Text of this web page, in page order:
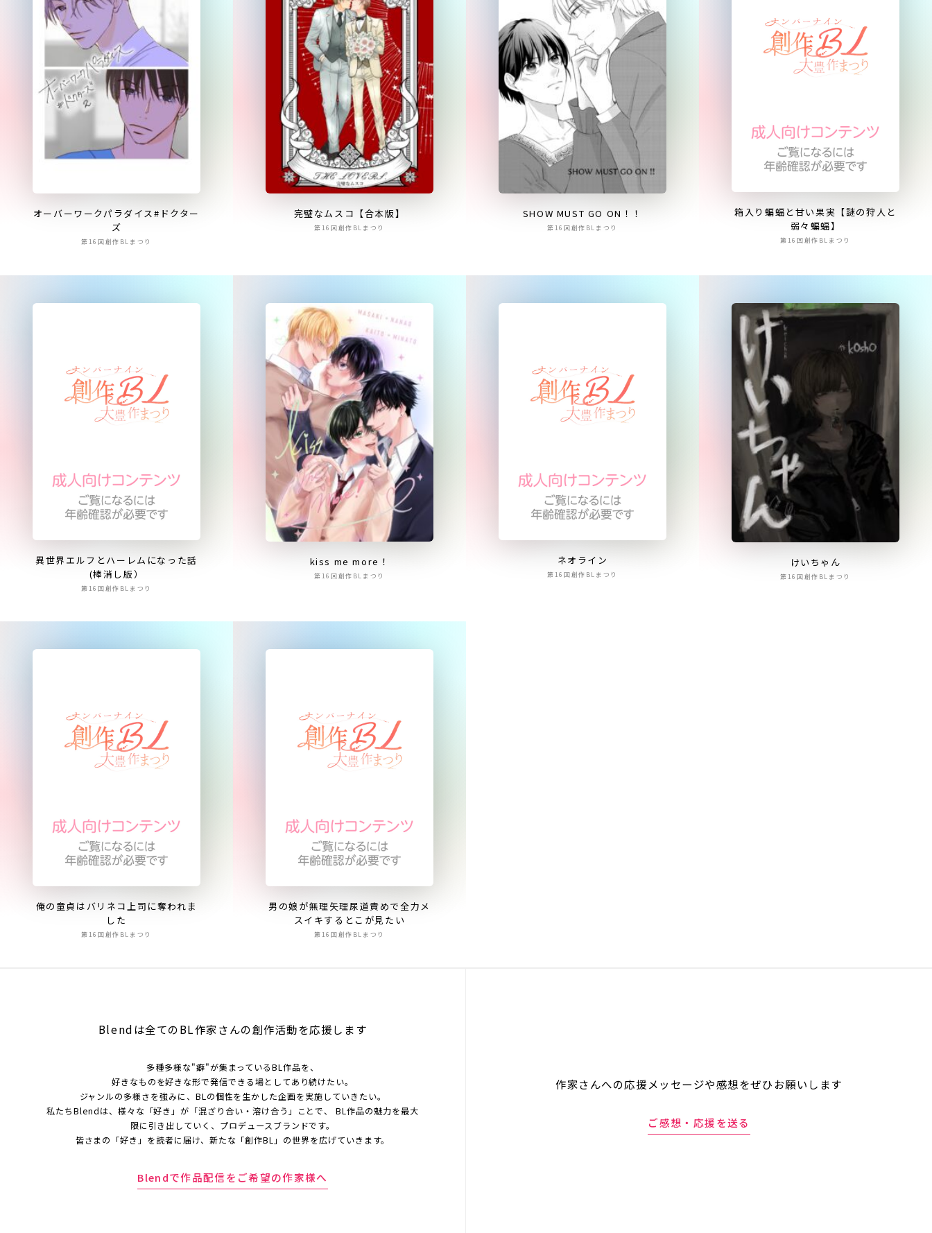
オーバーワークパラダイス#ドクター
ズ
第16回創作BLまつり
完璧なムスコ【合本版】
第16回創作BLまつり
SHOW MUST GO ON！！
第16回創作BLまつり
箱入り蝙蝠と甘い果実【謎の狩人と
弱々蝙蝠】
第16回創作BLまつり
異世界エルフとハーレムになった話
(棒消し版）
第16回創作BLまつり
kiss me more！
第16回創作BLまつり
ネオライン
第16回創作BLまつり
けいちゃん
第16回創作BLまつり
俺の童貞はバリネコ上司に奪われま
した
第16回創作BLまつり
男の娘が無理矢理尿道責めで全力メ
スイキするとこが見たい
第16回創作BLまつり
Blendは全てのBL作家さんの創作活動を応援します
多種多様な"癖"が集まっているBL作品を、
好きなものを好きな形で発信できる場としてあり続けたい。
ジャンルの多様さを強みに、BLの個性を生かした企画を実施していきたい。
私たちBlendは、様々な「好き」が「混ざり合い・溶け合う」ことで、 BL作品の魅力を最大
限に引き出していく、プロデュースブランドです。
皆さまの「好き」を読者に届け、新たな「創作BL」の世界を広げていきます。
Blendで作品配信をご希望の作家様へ
作家さんへの応援メッセージや感想をぜひお願いします
ご感想・応援を送る